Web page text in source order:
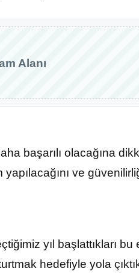
Alanı
başarılı olacağına
ve
yıl başlattıkları bu
hedefiyle yola